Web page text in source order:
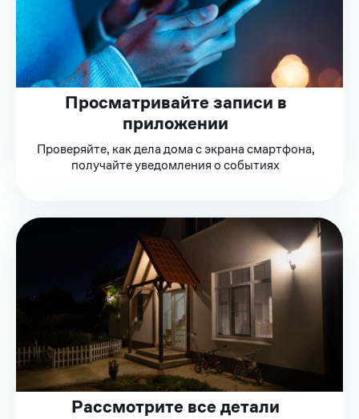
Просматривайте записи в
приложении
Проверяйте, как дела дома с экрана смартфона,
получайте уведомления о событиях
Рассмотрите все детали